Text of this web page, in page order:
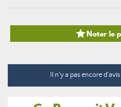
Noter le
Il n'y a pas encore